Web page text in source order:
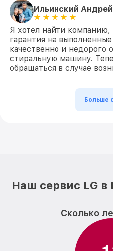
Ильинский Андрей
Я хотел найти
гарантия на
качественно и недорого
стиральную машину.
обращаться в случае
Больше
Наш сервис LG
Сколько